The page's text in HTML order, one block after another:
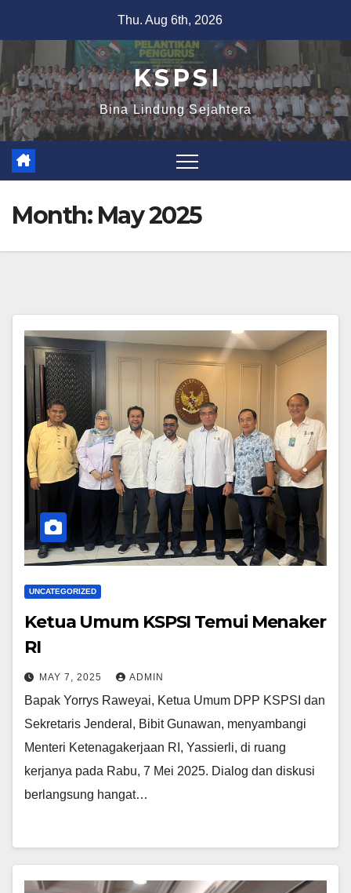
Thu. Aug 6th, 2026
K S P S I
Bina Lindung Sejahtera
Month: May 2025
UNCATEGORIZED
Ketua Umum KSPSI Temui Menaker
RI
MAY 7, 2025 ADMIN
Bapak Yorrys Raweyai, Ketua Umum DPP KSPSI dan
Sekretaris Jenderal, Bibit Gunawan, menyambangi
Menteri Ketenagakerjaan RI, Yassierli, di ruang
kerjanya pada Rabu, 7 Mei 2025. Dialog dan diskusi
berlangsung hangat…